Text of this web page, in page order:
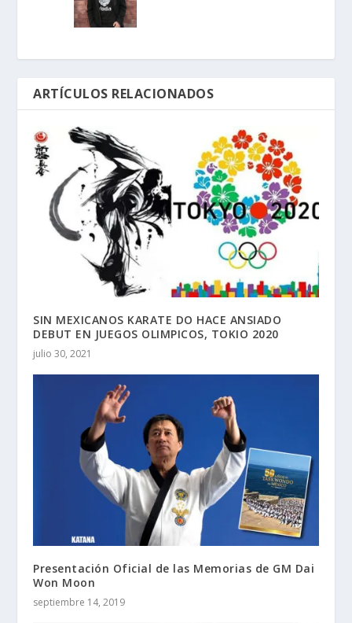
ARTÍCULOS RELACIONADOS
SIN MEXICANOS KARATE DO HACE ANSIADO
DEBUT EN JUEGOS OLIMPICOS, TOKIO 2020
julio 30, 2021
Presentación Oficial de las Memorias de GM Dai
Won Moon
septiembre 14, 2019